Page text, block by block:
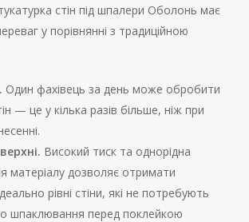
стін під шпалери Оболонь має
у порівнянні з традиційною
Один фахівець за день може обробити
— це у кілька разів більше, ніж при
Високий тиск та однорідна
матеріалу дозволяє отримати
рівні стіни, які не потребують
шпаклювання перед поклейкою